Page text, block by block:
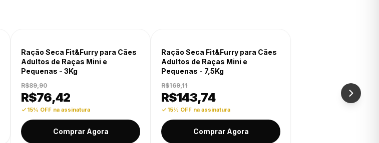
-15% OFF
Ração Seca Fit&Furry para Cães
Adultos de Raças Mini e
Pequenas - 3Kg
R$89,90
R$76,42
15% OFF na assinatura
Comprar Agora
-15% OFF
Ração Seca Fit&Furry para Cães
Adultos de Raças Mini e
Pequenas - 7,5Kg
R$169,11
R$143,74
15% OFF na assinatura
Comprar Agora